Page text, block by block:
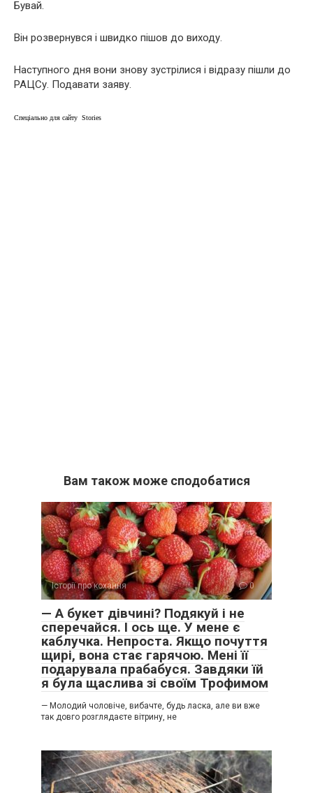
Бувай.
Він розвернувся і швидко пішов до виходу.
Наступного дня вони знову зустрілися і відразу пішли до
РАЦСу. Подавати заяву.
Спеціально для сайту Stories
Вам також може сподобатися
Історії про кохання 0
— А букет дівчині? Подякуй і не
сперечайся. І ось ще. У мене є
каблучка. Непроста. Якщо почуття
щирі, вона стає гарячою. Мені її
подарувала прабабуся. Завдяки їй
я була щаслива зі своїм Трофимом
— Молодий чоловіче, вибачте, будь ласка, але ви вже
так довго розглядаєте вітрину, не